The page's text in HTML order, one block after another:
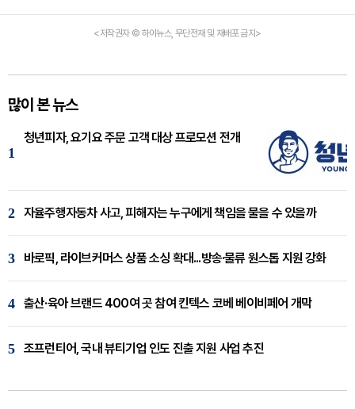
<저작권자 © 하이뉴스, 무단전재 및 재배포 금지>
많이 본 뉴스
1
청년피자, 요기요 주문 고객 대상 프로모션 전개
2 자율주행자동차 사고, 피해자는 누구에게 책임을 물을 수 있을까
3 바로픽, 라이브커머스 상품 소싱 확대...방송·물류 원스톱 지원 강화
4 출산·육아 브랜드 400여 곳 참여 킨텍스 코베 베이비페어 개막
5 조프런티어, 국내 뷰티기업 인도 진출 지원 사업 추진